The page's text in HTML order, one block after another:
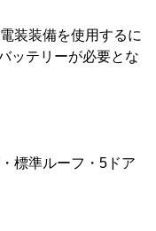
装装備を使用するに
ッテリーが必要とな
標準ルーフ・5ドア